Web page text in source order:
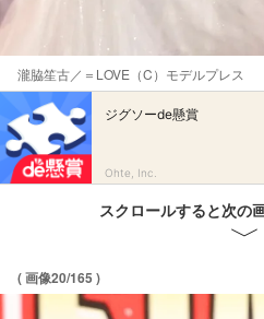
瀧脇笙古／＝LOVE（C）モデルプレス
ジグソーde懸賞
Ohte, Inc.
スクロールすると次の
( 画像20/165 )